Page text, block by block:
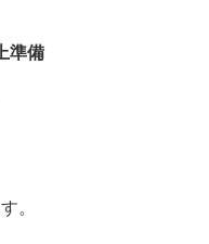
準備
。